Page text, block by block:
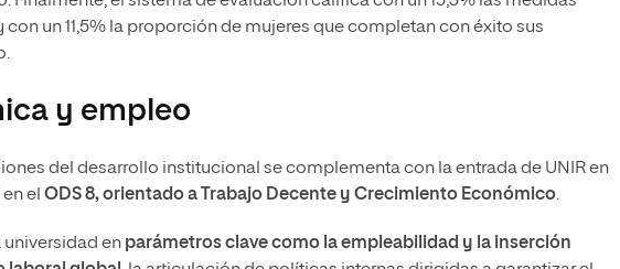
un 11,5% la proporción de mujeres que completan con éxito sus
y empleo
del desarrollo institucional se complementa con la entrada de UNIR en
el ODS 8, orientado a Trabajo Decente y Crecimiento Económico.
universidad en parámetros clave como la empleabilidad y la inserción